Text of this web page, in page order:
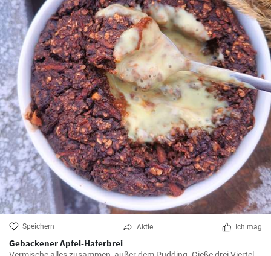
Speichern Aktie Ich mag
Gebackener Apfel-Haferbrei